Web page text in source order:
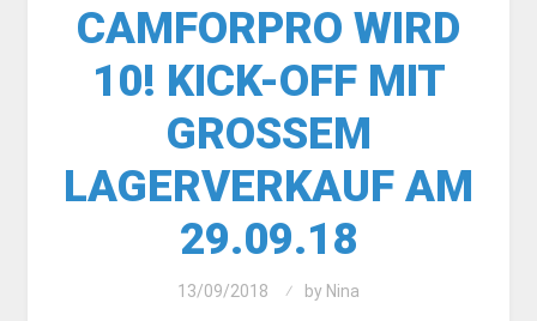
CAMFORPRO WIRD
10! KICK-OFF MIT
GROSSEM L
AGERVERKAUF AM 2
9.09.18
13/09/2018 by Nina